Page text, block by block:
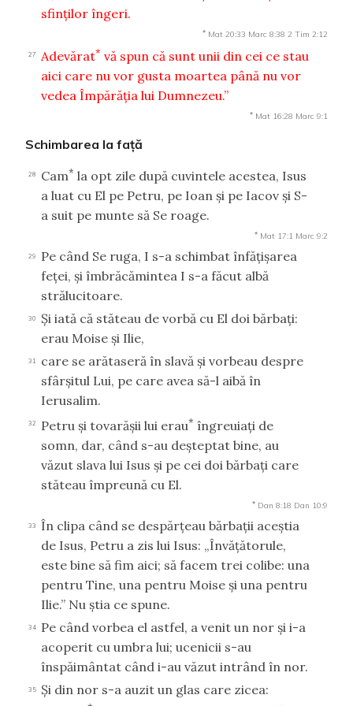
sfinţilor îngeri.
* Mat 20:33 Marc 8:38 2 Tim 2:12
27 Adevărat* vă spun că sunt unii din cei ce stau
aici care nu vor gusta moartea până nu vor
vedea Împărăţia lui Dumnezeu.”
* Mat 16:28 Marc 9:1
Schimbarea la faţă
28 Cam* la opt zile după cuvintele acestea, Isus
a luat cu El pe Petru, pe Ioan şi pe Iacov şi S-
a suit pe munte să Se roage.
* Mat 17:1 Marc 9:2
29
Pe când Se ruga, I s-a schimbat înfăţişarea
feţei, şi îmbrăcămintea I s-a făcut albă
strălucitoare.
30
Şi iată că stăteau de vorbă cu El doi bărbaţi:
erau Moise şi Ilie,
31
care se arătaseră în slavă şi vorbeau despre
sfârşitul Lui, pe care avea să-l aibă în
Ierusalim.
32 Petru şi tovarăşii lui erau* îngreuiaţi de
somn, dar, când s-au deşteptat bine, au
văzut slava lui Isus şi pe cei doi bărbaţi care
stăteau împreună cu El.
* Dan 8:18 Dan 10:9
33
În clipa când se despărţeau bărbaţii aceştia
de Isus, Petru a zis lui Isus: „Învăţătorule,
este bine să fim aici; să facem trei colibe: una
pentru Tine, una pentru Moise şi una pentru
Ilie.” Nu ştia ce spune.
34
Pe când vorbea el astfel, a venit un nor şi i-a
acoperit cu umbra lui; ucenicii s-au
înspăimântat când i-au văzut intrând în nor.
35
Şi din nor s-a auzit un glas care zicea: